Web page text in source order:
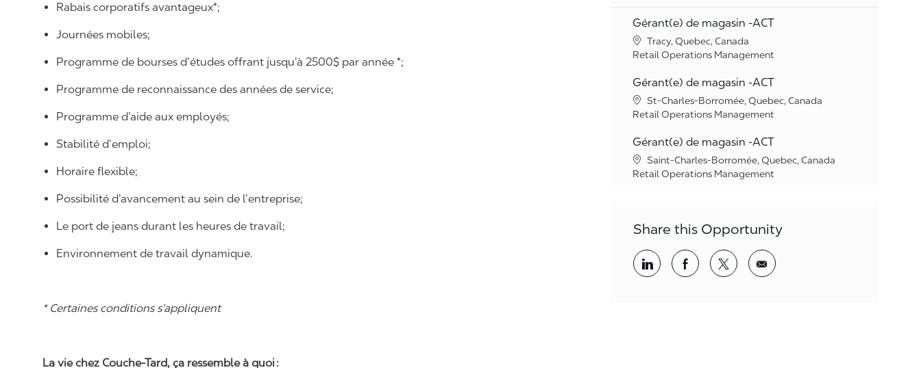
Rabais corporatifs avantageux*;
Journées mobiles;
Programme de bourses d’études offrant jusqu’à 2500$ par année *;
Programme de reconnaissance des années de service;
Programme d’aide aux employés;
Stabilité d’emploi;
Horaire flexible;
Possibilité d’avancement au sein de l’entreprise;
Le port de jeans durant les heures de travail;
Environnement de travail dynamique.
* Certaines conditions s’appliquent
La vie chez Couche-Tard, ça ressemble à quoi :
Gérant(e) de magasin -ACT
Location
Tracy, Quebec, Canada
Category
Retail Operations Management
Gérant(e) de magasin -ACT
Location
St-Charles-Borromée, Quebec, Canada
Category
Retail Operations Management
Gérant(e) de magasin -ACT
Location
Saint-Charles-Borromée, Quebec, Canada
Category
Retail Operations Management
Share this Opportunity
Share via LinkedInShare via Facebook
Share via twitterShare via email